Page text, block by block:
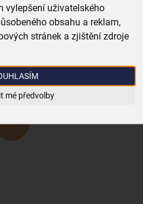
vylepšení uživatelského
obsahu a reklam,
stránek a zjištění zdroje
mé předvolby